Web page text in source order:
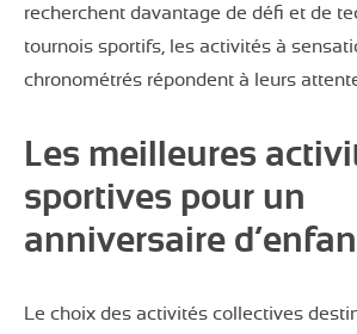
recherchent davantage de défi et de
tournois sportifs, les activités à
chronométrés répondent à leurs
Les meilleures
sportives pour un
anniversaire
Le choix des activités collectives